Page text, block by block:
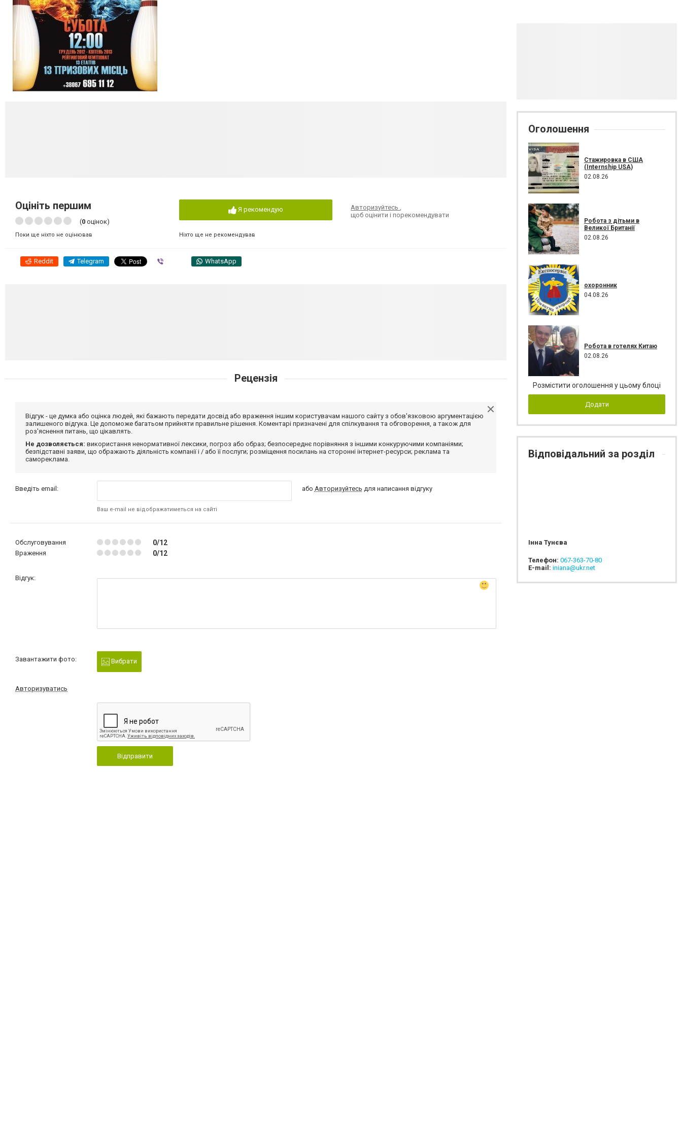
Оцініть першим
(0 оцінок)
Поки ще ніхто не оцінював
Я рекомендую
Ніхто ще не рекомендував
Авторизуйтесь,
щоб оцінити і порекомендувати
Reddit Telegram WhatsApp
Рецензія
Відгук - це думка або оцінка людей, які бажають передати досвід або враження іншим користувачам нашого сайту з обов'язковою аргументацією
залишеного відгука. Це допоможе багатьом прийняти правильне рішення. Коментарі призначені для спілкування та обговорення, а також для
роз'яснення питань, що цікавлять.
Не дозволяється: використання ненормативної лексики, погроз або образ; безпосереднє порівняння з іншими конкуруючими компаніями;
безпідставні заяви, що ображають діяльність компанії і / або її послуги; розміщення посилань на сторонні інтернет-ресурси; реклама та
самореклама.
Введіть email:
Ваш e-mail не відображатиметься на сайті
або Авторизуйтесь для написання відгуку
Обслуговування 0/12
Враження 0/12
Відгук:
Завантажити фото: Вибрати
Авторизуватись
Відправити
Оголошення
Стажировка в США
(Internship USA)
02.08.26
Робота з дітьми в
Великої Британії
02.08.26
охоронник
04.08.26
Робота в готелях Китаю
02.08.26
Розмістити оголошення у цьому блоці
Додати
Відповідальний за розділ
Інна Тунєва
Телефон: 067-363-70-80
E-mail: iniana@ukr.net